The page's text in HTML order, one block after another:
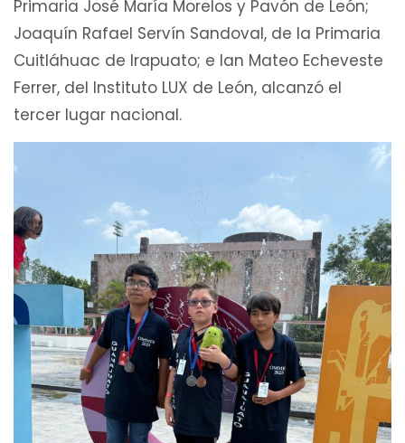
Primaria José María Morelos y Pavón de León;
Joaquín Rafael Servín Sandoval, de la Primaria
Cuitláhuac de Irapuato; e Ian Mateo Echeveste
Ferrer, del Instituto LUX de León, alcanzó el
tercer lugar nacional.